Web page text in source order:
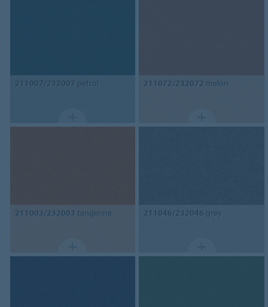
211007/232007 petrol 211072/232072 melon
211003/232003 tangerine 211046/232046 grey